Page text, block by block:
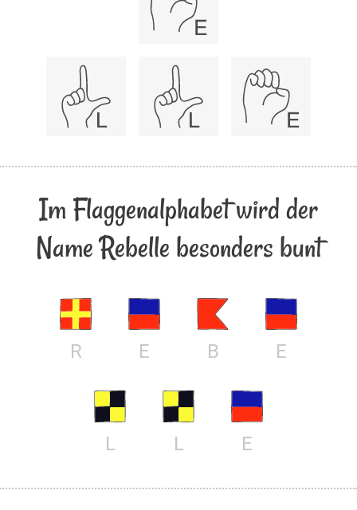
Im Flaggenalphabet wird der
Name Rebelle besonders bunt
R E B E
L L E